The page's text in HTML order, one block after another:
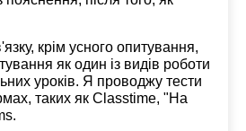
крім усного опитування,
як один із видів роботи
уроків. Я проводжу тести
таких як Classtime, "На